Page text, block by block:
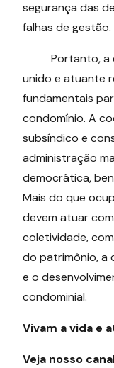
segurança das
falhas de gestão.
Portanto, a
unido e atuante
fundamentais
condomínio. A
subsíndico e
administração
democrática,
Mais do que
devem atuar
coletividade,
do patrimônio, a
e o
condominial.
Vivam a vida e
Veja nosso